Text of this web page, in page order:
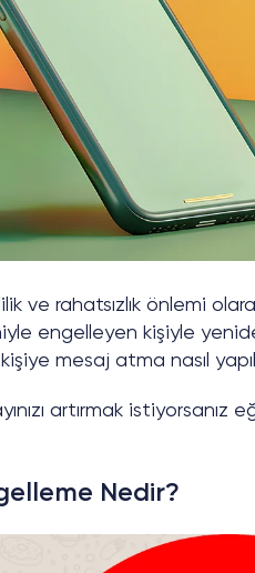
ve rahatsızlık önlemi
engelleyen kişiyle
mesaj atma nasıl
artırmak istiyorsanız
Nedir?